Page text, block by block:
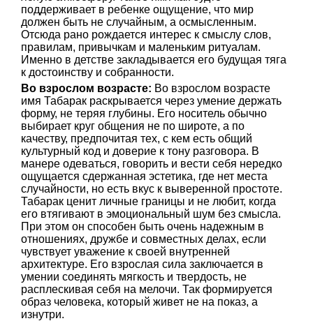
поддерживает в ребенке ощущение, что мир
должен быть не случайным, а осмысленным.
Отсюда рано рождается интерес к смыслу слов,
правилам, привычкам и маленьким ритуалам.
Именно в детстве закладывается его будущая тяга
к достоинству и собранности.
Во взрослом возрасте: Во взрослом возрасте
имя Табарак раскрывается через умение держать
форму, не теряя глубины. Его носитель обычно
выбирает круг общения не по широте, а по
качеству, предпочитая тех, с кем есть общий
культурный код и доверие к тону разговора. В
манере одеваться, говорить и вести себя нередко
ощущается сдержанная эстетика, где нет места
случайности, но есть вкус к выверенной простоте.
Табарак ценит личные границы и не любит, когда
его втягивают в эмоциональный шум без смысла.
При этом он способен быть очень надежным в
отношениях, дружбе и совместных делах, если
чувствует уважение к своей внутренней
архитектуре. Его взрослая сила заключается в
умении соединять мягкость и твердость, не
расплескивая себя на мелочи. Так формируется
образ человека, который живет не на показ, а
изнутри.